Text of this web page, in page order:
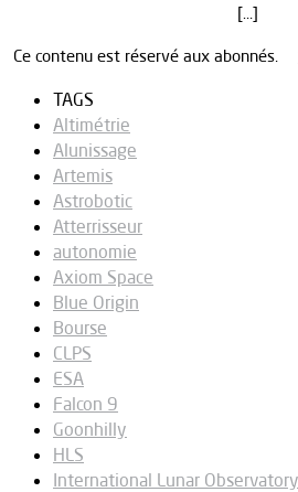
[…]
Ce contenu est réservé aux abonnés.
TAGS
Altimétrie
Alunissage
Artemis
Astrobotic
Atterrisseur
autonomie
Axiom Space
Blue Origin
Bourse
CLPS
ESA
Falcon 9
Goonhilly
HLS
International Lunar